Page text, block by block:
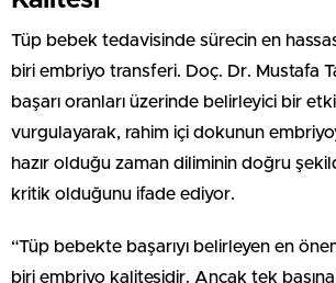
Tüp bebek tedavisinde sürecin en
biri embriyo transferi. Doç. Dr. Mustafa
başarı oranları üzerinde belirleyici bir
vurgulayarak, rahim içi dokunun
hazır olduğu zaman diliminin doğru
kritik olduğunu ifade ediyor.
“Tüp bebekte başarıyı belirleyen en
biri embriyo kalitesidir. Ancak tek